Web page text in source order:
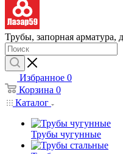
Трубы, запорная арматура,
Избранное 0
Корзина 0
Каталог
Трубы чугунные